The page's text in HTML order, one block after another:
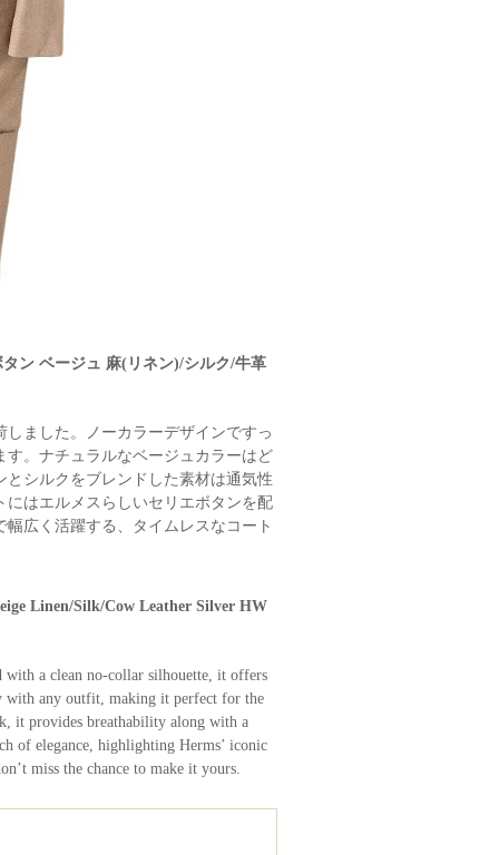
ン ベージュ 麻(リネン)/シルク/牛革
ました。ノーカラーデザインですっ
。ナチュラルなベージュカラーはど
シルクをブレンドした素材は通気性
はエルメスらしいセリエボタンを配
広く活躍する、タイムレスなコート
Linen/Silk/Cow Leather Silver HW
with a clean no-collar silhouette, it offers
with any outfit, making it perfect for the
it provides breathability along with a
of elegance, highlighting Herms’ iconic
miss the chance to make it yours.